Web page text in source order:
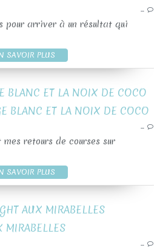
…
pour arriver à un résultat qui
SAVOIR PLUS
BLANC ET LA NOIX DE COCO
…
retours de courses sur
SAVOIR PLUS
AUX MIRABELLES
…